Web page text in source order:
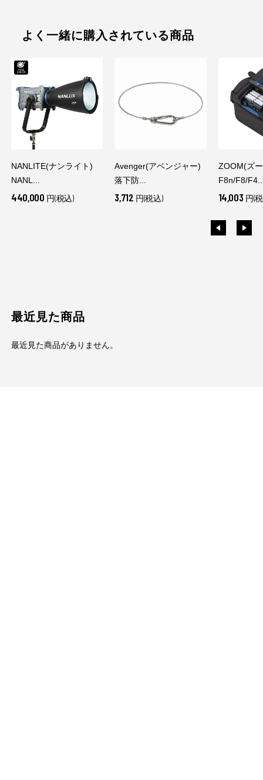
よく一緒に購入されている商品
NANLITE(ナンライト)
NANL...
440,000 円(税込)
Avenger(アベンジャー)
落下防...
3,712 円(税込)
ZOOM(ズ
F8n/F8/
14,003 円(
最近見た商品
最近見た商品がありません。